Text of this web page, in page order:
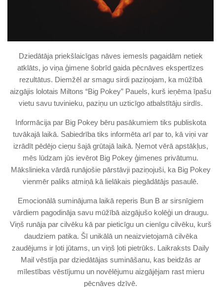
Dziedātāja priekšlaicīgas nāves iemesls pagaidām netiek
atklāts, jo viņa ģimene šobrīd gaida pēcnāves ekspertīzes
rezultātus. Diemžēl ar smagu sirdi paziņojam, ka mūžībā
aizgājis lolotais Miltons “Big Pokey” Pauels, kurš ieņēma īpašu
vietu savu tuvinieku, paziņu un uzticīgo atbalstītāju sirdīs.
Informācija par Big Pokey bēru pasākumiem tiks publiskota
tuvākajā laikā. Sabiedrība tiks informēta arī par to, kā viņi var
izrādīt pēdējo cieņu šajā grūtajā laikā. Ņemot vērā apstākļus,
mēs lūdzam jūs ievērot Big Pokey ģimenes privātumu.
Mākslinieka vārdā runājošie pārstāvji paziņojuši, ka Big Pokey
vienmēr paliks atmiņā kā lielākais piegādātājs pasaulē.
Emocionālā suminājuma laikā reperis Bun B ar sirsnīgiem
vārdiem pagodināja savu mūžībā aizgājušo kolēģi un draugu.
Viņš runāja par cilvēku kā par pieticīgu un cienīgu cilvēku, kurš
daudziem patika. Šī unikālā un neaizvietojamā cilvēka
zaudējums ir ļoti jūtams, un viņš ļoti pietrūks. Laikraksts Daily
Mail vēstīja par dziedātājas sumināšanu, kas beidzās ar
mīlestības vēstījumu un novēlējumu aizgājējam rast mieru
pēcnāves dzīvē.